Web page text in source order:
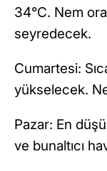
34°C. Nem
seyredecek.
Cumartesi:
yükselecek.
Pazar: En
ve bunaltıcı